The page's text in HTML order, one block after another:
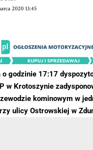
2020 13:45
godzinie 17:17
w Krotoszynie
kominowym w
ulicy Ostrowskiej w